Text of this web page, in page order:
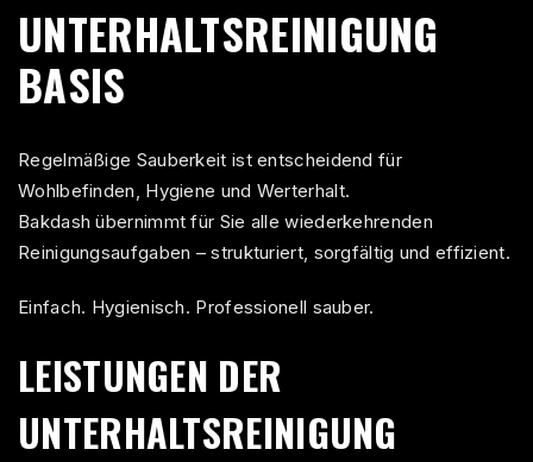
UNTERHALTSREINIGUNG
BASIS
Regelmäßige Sauberkeit ist entscheidend für
Wohlbefinden, Hygiene und Werterhalt.
Bakdashübernimmt für Sie alle wiederkehrenden
Reinigungsaufgaben – strukturiert, sorgfältig und effizient.
Einfach. Hygienisch. Professionell sauber.
LEISTUNGEN DER
UNTERHALTSREINIGUNG